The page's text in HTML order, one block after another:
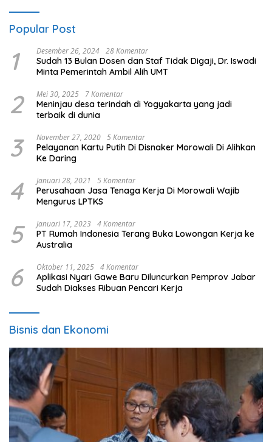
Popular Post
1 Desember 26, 2024 28 Komentar
Sudah 13 Bulan Dosen dan Staf Tidak Digaji, Dr. Iswadi
Minta Pemerintah Ambil Alih UMT
2 Mei 30, 2025 7 Komentar
Meninjau desa terindah di Yogyakarta yang jadi
terbaik di dunia
3 November 27, 2020 5 Komentar
Pelayanan Kartu Putih Di Disnaker Morowali Di Alihkan
Ke Daring
4 Januari 28, 2021 5 Komentar
Perusahaan Jasa Tenaga Kerja Di Morowali Wajib
Mengurus LPTKS
5 Januari 17, 2023 4 Komentar
PT Rumah Indonesia Terang Buka Lowongan Kerja ke
Australia
6 Oktober 11, 2025 4 Komentar
Aplikasi Nyari Gawe Baru Diluncurkan Pemprov Jabar
Sudah Diakses Ribuan Pencari Kerja
Bisnis dan Ekonomi